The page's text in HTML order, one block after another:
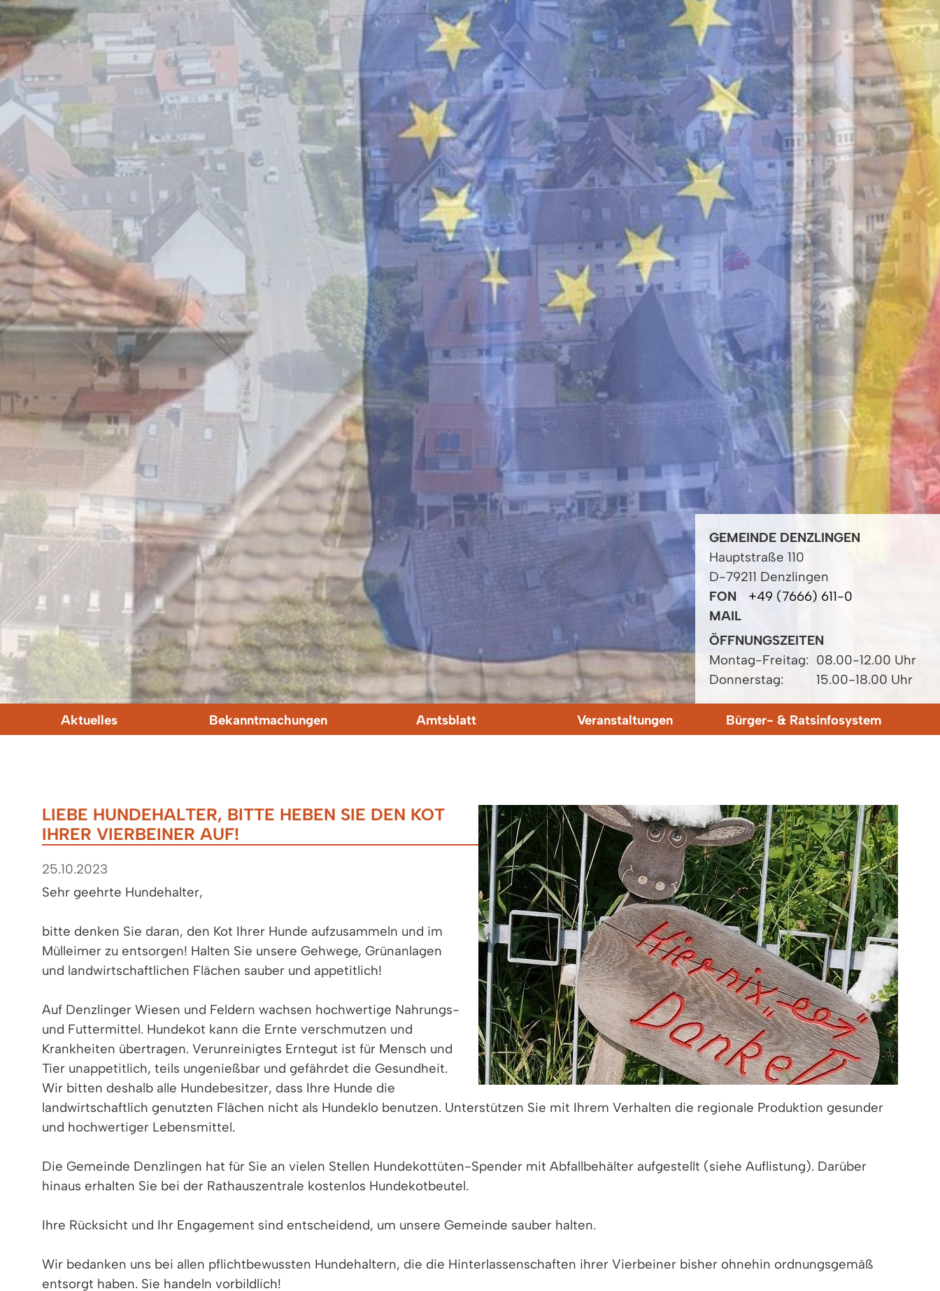
GEMEINDE DENZLINGEN
Hauptstraße 110
D-79211 Denzlingen
FON
+49 (7666) 611-0
MAIL
ÖFFNUNGSZEITEN
Montag-Freitag: 08.00-12.00 Uhr
Donnerstag:
15.00-18.00 Uhr
Aktuelles Bekanntmachungen Amtsblatt Veranstaltungen Bürger- & Ratsinfosystem
LIEBE HUNDEHALTER, BITTE HEBEN SIE DEN KOT
IHRER VIERBEINER AUF!
25.10.2023
Sehr geehrte Hundehalter,
bitte denken Sie daran, den Kot Ihrer Hunde aufzusammeln und im
Mülleimer zu entsorgen! Halten Sie unsere Gehwege, Grünanlagen
und landwirtschaftlichen Flächen sauber und appetitlich!
Auf Denzlinger Wiesen und Feldern wachsen hochwertige Nahrungs-
und Futtermittel. Hundekot kann die Ernte verschmutzen und
Krankheiten übertragen. Verunreinigtes Erntegut ist für Mensch und
Tier unappetitlich, teils ungenießbar und gefährdet die Gesundheit.
Wir bitten deshalb alle Hundebesitzer, dass Ihre Hunde die
landwirtschaftlich genutzten Flächen nicht als Hundeklo benutzen. Unterstützen Sie mit Ihrem Verhalten die regionale Produktion gesunder
und hochwertiger Lebensmittel.
Die Gemeinde Denzlingen hat für Sie an vielen Stellen Hundekottüten-Spender mit Abfallbehälter aufgestellt (siehe Auflistung). Darüber
hinaus erhalten Sie bei der Rathauszentrale kostenlos Hundekotbeutel.
Ihre Rücksicht und Ihr Engagement sind entscheidend, um unsere Gemeinde sauber halten.
Wir bedanken uns bei allen pflichtbewussten Hundehaltern, die die Hinterlassenschaften ihrer Vierbeiner bisher ohnehin ordnungsgemäß
entsorgt haben. Sie handeln vorbildlich!